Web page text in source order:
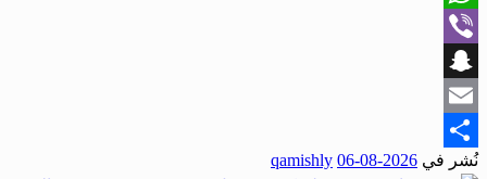
WhatsApp
Viber
Snapchat
Email
Share
نُشر في 2026-08-06
qamishly